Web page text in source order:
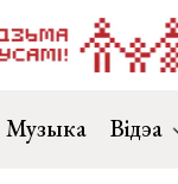
Музыка Відэа